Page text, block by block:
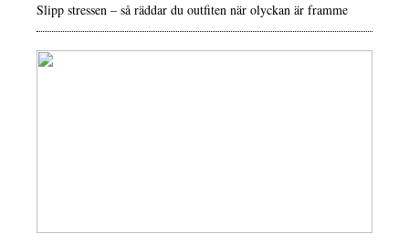
Slipp stressen – så räddar du outfiten när olyckan är framme